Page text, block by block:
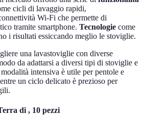
cicli di lavaggio rapidi,
Wi-Fi che permette di
tramite smartphone. Tecnologie come
i risultati essiccando meglio le stoviglie.
una lavastoviglie con diverse
da adattarsi a diversi tipi di stoviglie e
intensiva è utile per pentole e
un ciclo delicato è prezioso per
di , 10 pezzi